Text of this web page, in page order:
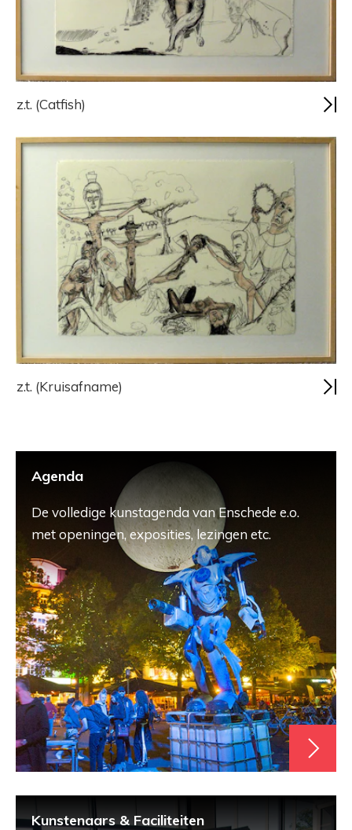
z.t. (Catfish)
z.t. (Kruisafname)
Agenda
De volledige kunstagenda van Enschede e.o.
met openingen, exposities, lezingen etc.
Kunstenaars & Faciliteiten